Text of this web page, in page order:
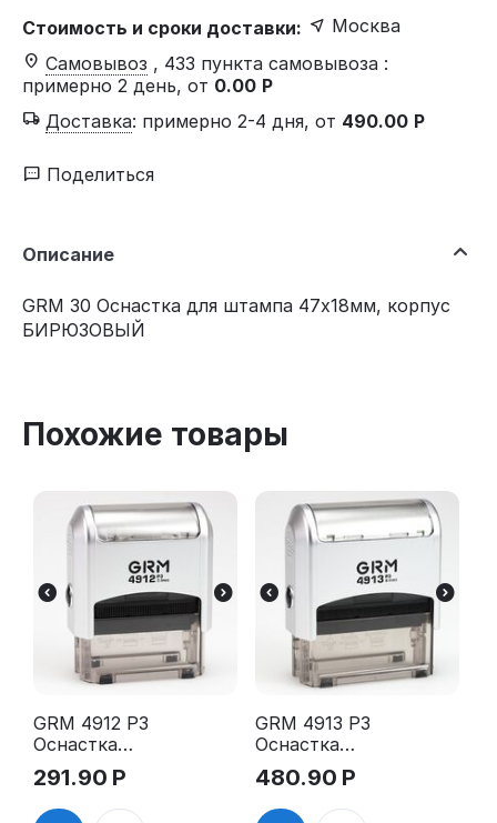
Стоимость и сроки доставки:
Москва
Самовывоз , 433 пункта самовывоза :
примерно 2 день, от 0.00 Р
Доставка: примерно 2-4 дня, от 490.00 Р
Поделиться
Описание
GRM 30 Оснастка для штампа 47х18мм, корпус
БИРЮЗОВЫЙ
Похожие товары
GRM 4912 P3
Оснастка
для штампа,
47х18мм,
серебрянны
291.90 Р
GRM 4913 P3
Оснастка
для штампа,
59х23мм,
серебрянны
480.90 Р